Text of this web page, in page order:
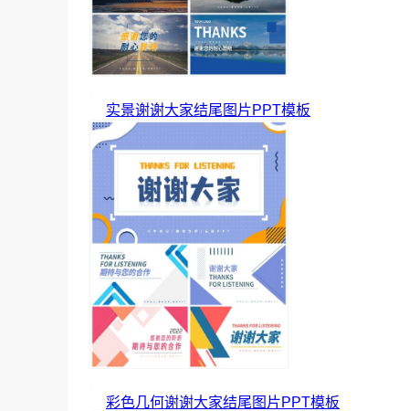
实景谢谢大家结尾图片PPT模板
彩色几何谢谢大家结尾图片PPT模板